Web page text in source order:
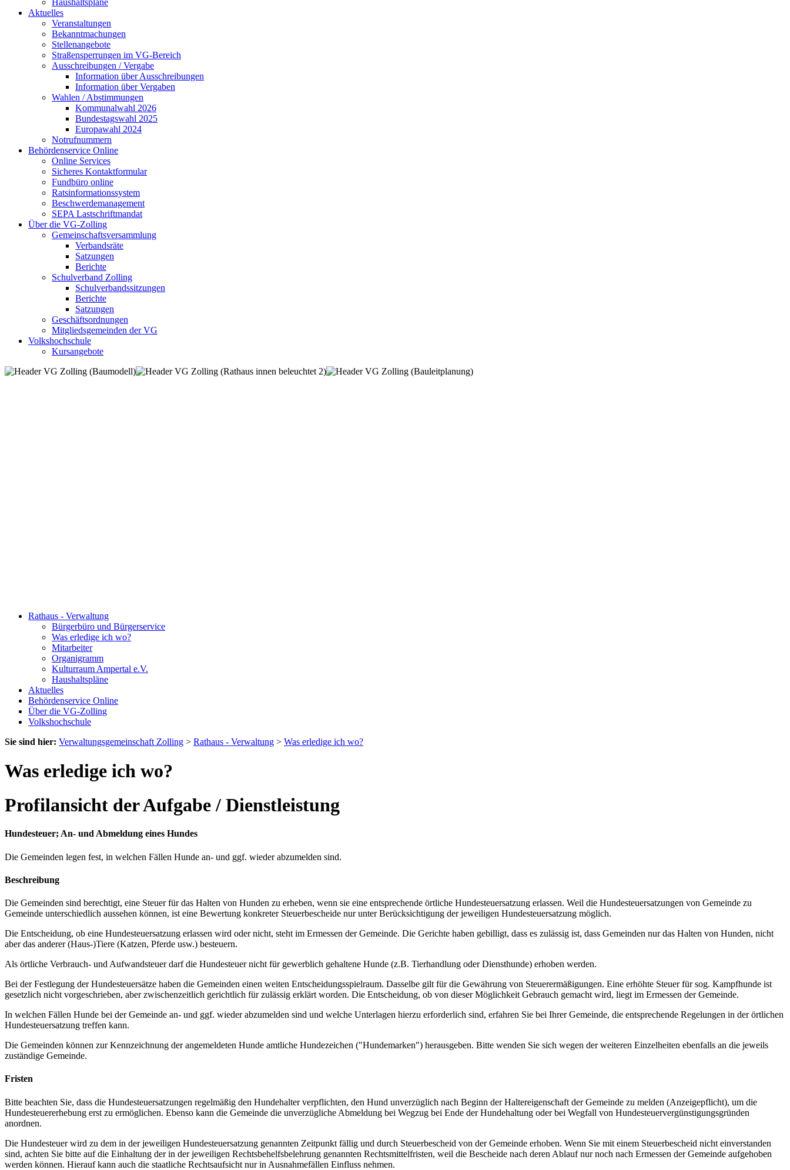
Haushaltspläne
Aktuelles
Veranstaltungen
Bekanntmachungen
Stellenangebote
Straßensperrungen im VG-Bereich
Ausschreibungen / Vergabe
Information über Ausschreibungen
Information über Vergaben
Wahlen / Abstimmungen
Kommunalwahl 2026
Bundestagswahl 2025
Europawahl 2024
Notrufnummern
Behördenservice Online
Online Services
Sicheres Kontaktformular
Fundbüro online
Ratsinformationssystem
Beschwerdemanagement
SEPA Lastschriftmandat
Über die VG-Zolling
Gemeinschaftsversammlung
Verbandsräte
Satzungen
Berichte
Schulverband Zolling
Schulverbandssitzungen
Berichte
Satzungen
Geschäftsordnungen
Mitgliedsgemeinden der VG
Volkshochschule
Kursangebote
Rathaus - Verwaltung
Bürgerbüro und Bürgerservice
Was erledige ich wo?
Mitarbeiter
Organigramm
Kulturraum Ampertal e.V.
Haushaltspläne
Aktuelles
Behördenservice Online
Über die VG-Zolling
Volkshochschule
Sie sind hier: Verwaltungsgemeinschaft Zolling > Rathaus - Verwaltung > Was erledige ich wo?
Was erledige ich wo?
Profilansicht der Aufgabe / Dienstleistung
Hundesteuer; An- und Abmeldung eines Hundes
Die Gemeinden legen fest, in welchen Fällen Hunde an- und ggf. wieder abzumelden sind.
Beschreibung
Die Gemeinden sind berechtigt, eine Steuer für das Halten von Hunden zu erheben, wenn sie eine entsprechende örtliche Hundesteuersatzung erlassen. Weil die Hundesteuersatzungen von Gemeinde zu
Gemeinde unterschiedlich aussehen können, ist eine Bewertung konkreter Steuerbescheide nur unter Berücksichtigung der jeweiligen Hundesteuersatzung möglich.
Die Entscheidung, ob eine Hundesteuersatzung erlassen wird oder nicht, steht im Ermessen der Gemeinde. Die Gerichte haben gebilligt, dass es zulässig ist, dass Gemeinden nur das Halten von Hunden, nicht
aber das anderer (Haus-)Tiere (Katzen, Pferde usw.) besteuern.
Als örtliche Verbrauch- und Aufwandsteuer darf die Hundesteuer nicht für gewerblich gehaltene Hunde (z.B. Tierhandlung oder Diensthunde) erhoben werden.
Bei der Festlegung der Hundesteuersätze haben die Gemeinden einen weiten Entscheidungsspielraum. Dasselbe gilt für die Gewährung von Steuerermäßigungen. Eine erhöhte Steuer für sog. Kampfhunde ist
gesetzlich nicht vorgeschrieben, aber zwischenzeitlich gerichtlich für zulässig erklärt worden. Die Entscheidung, ob von dieser Möglichkeit Gebrauch gemacht wird, liegt im Ermessen der Gemeinde.
In welchen Fällen Hunde bei der Gemeinde an- und ggf. wieder abzumelden sind und welche Unterlagen hierzu erforderlich sind, erfahren Sie bei Ihrer Gemeinde, die entsprechende Regelungen in der örtlichen
Hundesteuersatzung treffen kann.
Die Gemeinden können zur Kennzeichnung der angemeldeten Hunde amtliche Hundezeichen ("Hundemarken") herausgeben. Bitte wenden Sie sich wegen der weiteren Einzelheiten ebenfalls an die jeweils
zuständige Gemeinde.
Fristen
Bitte beachten Sie, dass die Hundesteuersatzungen regelmäßig den Hundehalter verpflichten, den Hund unverzüglich nach Beginn der Haltereigenschaft der Gemeinde zu melden (Anzeigepflicht), um die
Hundesteuererhebung erst zu ermöglichen. Ebenso kann die Gemeinde die unverzügliche Abmeldung bei Wegzug bei Ende der Hundehaltung oder bei Wegfall von Hundesteuervergünstigungsgründen
anordnen.
Die Hundesteuer wird zu dem in der jeweiligen Hundesteuersatzung genannten Zeitpunkt fällig und durch Steuerbescheid von der Gemeinde erhoben. Wenn Sie mit einem Steuerbescheid nicht einverstanden
sind, achten Sie bitte auf die Einhaltung der in der jeweiligen Rechtsbehelfsbelehrung genannten Rechtsmittelfristen, weil die Bescheide nach deren Ablauf nur noch nach Ermessen der Gemeinde aufgehoben
werden können. Hierauf kann auch die staatliche Rechtsaufsicht nur in Ausnahmefällen Einfluss nehmen.